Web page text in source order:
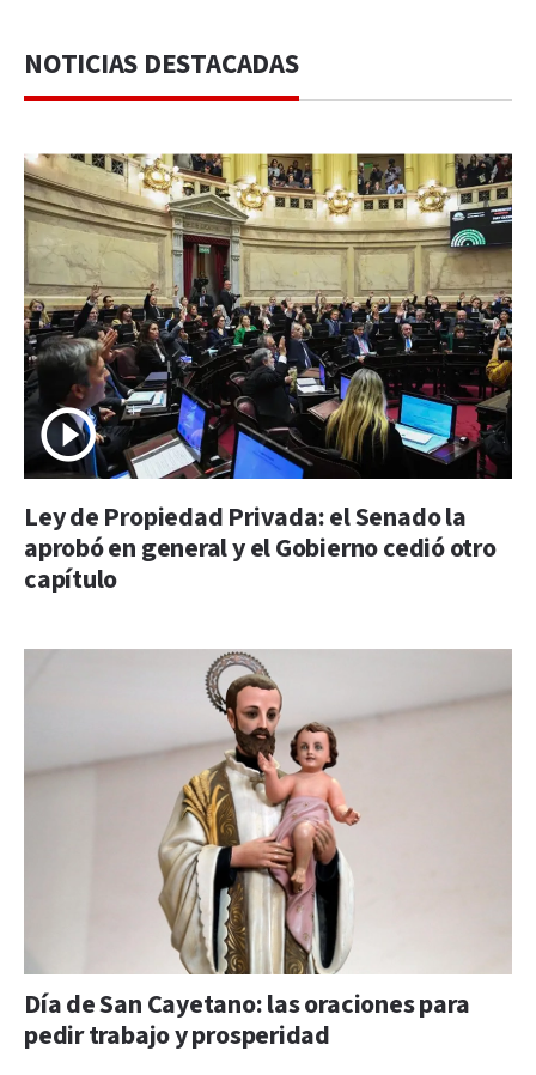
NOTICIAS DESTACADAS
Ley de Propiedad Privada: el Senado la
aprobó en general y el Gobierno cedió otro
capítulo
Día de San Cayetano: las oraciones para
pedir trabajo y prosperidad